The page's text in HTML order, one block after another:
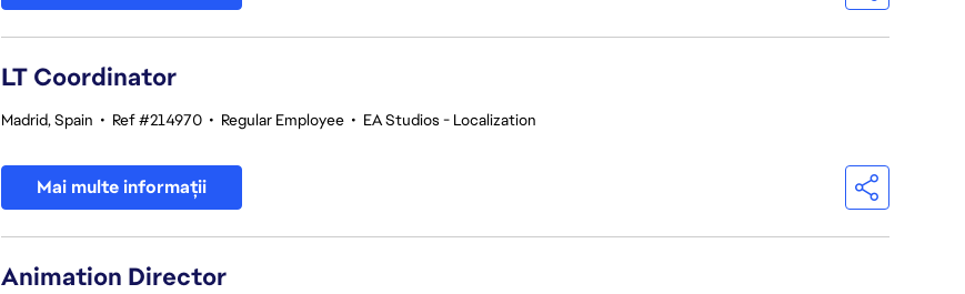
LT Coordinator
Madrid, Spain • Ref #214970 • Regular Employee • EA Studios - Localization
Mai multe informații
Animation Director